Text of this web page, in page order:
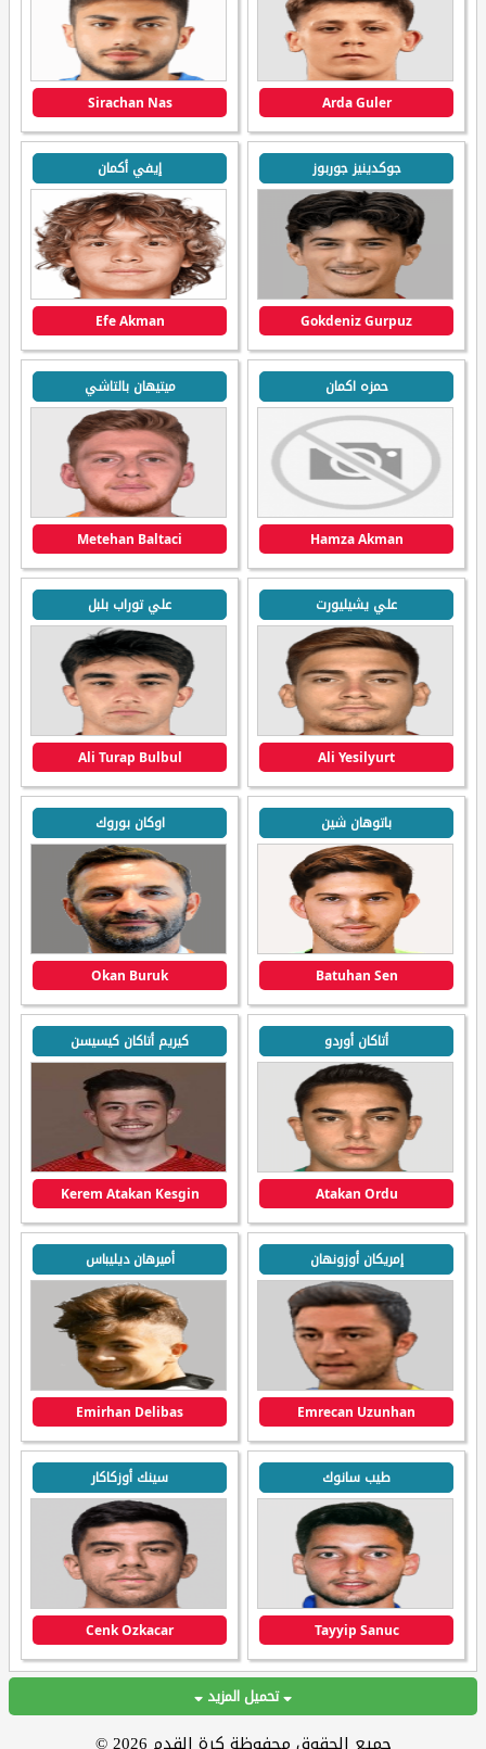
Arda Guler
Sirachan Nas
جوكدينيز جوربوز
Gokdeniz Gurpuz
إيفي أكمان
Efe Akman
حمزه اكمان
Hamza Akman
ميتيهان بالتاشي
Metehan Baltaci
علي يشيليورت
Ali Yesilyurt
علي توراب بلبل
Ali Turap Bulbul
باتوهان شين
Batuhan Sen
اوكان بوروك
Okan Buruk
أتاكان أوردو
Atakan Ordu
كيريم أتاكان كيسيسن
Kerem Atakan Kesgin
إمريكان أوزونهان
Emrecan Uzunhan
أميرهان ديليباس
Emirhan Delibas
طيب سانوك
Tayyip Sanuc
سينك أوزكاكار
Cenk Ozkacar
تحميل المزيد